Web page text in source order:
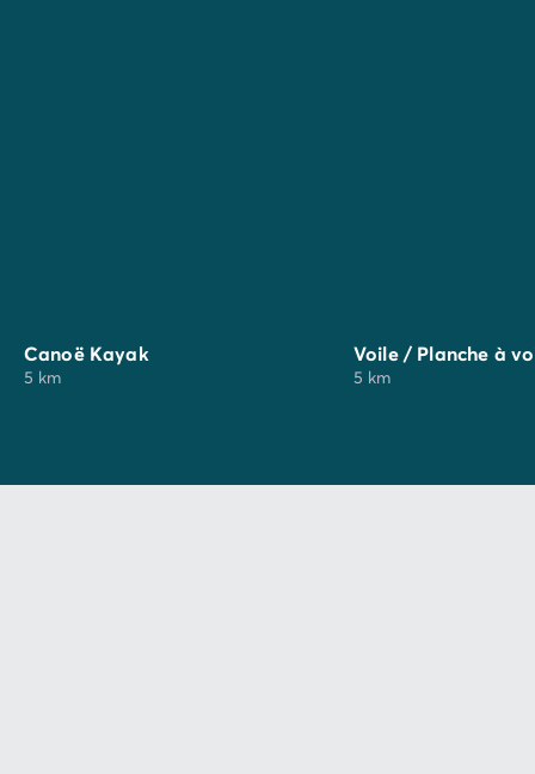
Canoë Kayak
5 km
Voile / Planche à
5 km